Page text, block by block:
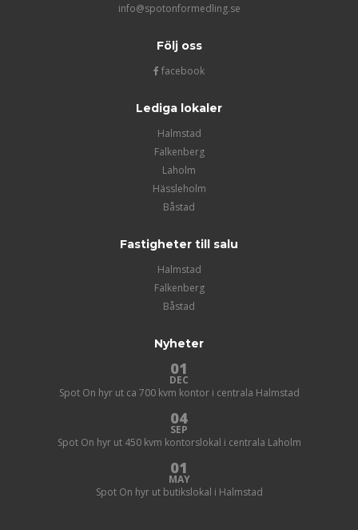
info@spotonformedling.se
Följ oss
facebook
Lediga lokaler
Halmstad
Falkenberg
Laholm
Hässleholm
Båstad
Fastigheter till salu
Halmstad
Falkenberg
Båstad
Nyheter
01
DEC
Spot On hyr ut ca 700 kvm kontor i centrala Halmstad
04
SEP
Spot On hyr ut 450 kvm kontorslokal i centrala Laholm
01
MAY
Spot On hyr ut butikslokal i Halmstad